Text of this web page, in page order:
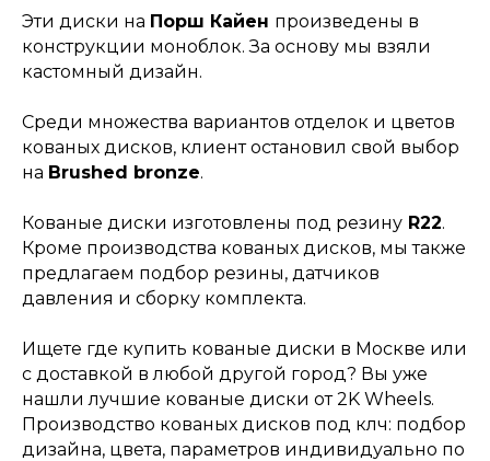
Эти диски на Порш Кайен произведены в
конструкции моноблок. За основу мы взяли
кастомный дизайн.
Среди множества вариантов отделок и цветов
кованых дисков, клиент остановил свой выбор
на Brushed bronze.
Кованые диски изготовлены под резину R22.
Кроме производства кованых дисков, мы также
предлагаем подбор резины, датчиков
давления и сборку комплекта.
Ищете где купить кованые диски в Москве или
с доставкой в любой другой город? Вы уже
нашли лучшие кованые диски от 2K Wheels.
Производство кованых дисков под клч: подбор
дизайна, цвета, параметров индивидуально по